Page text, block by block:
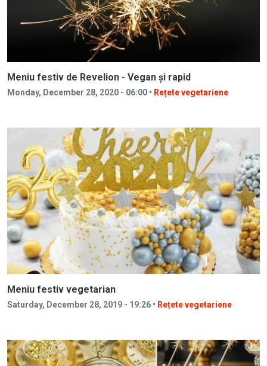
Meniu festiv de Revelion - Vegan și rapid
Monday, December 28, 2020 - 06:00 • Rețete vegetariene
Meniu festiv vegetarian
Saturday, December 28, 2019 - 19:26 • Rețete vegetariene